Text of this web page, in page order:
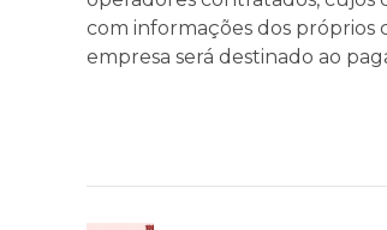
com informações dos próprios
empresa será destinado ao